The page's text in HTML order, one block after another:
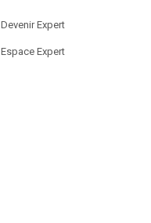
Devenir Expert
Espace Expert